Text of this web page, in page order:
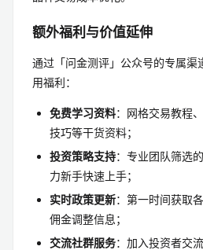
额外福利与价值延伸
通过「问金测评」公众号的专属渠
用福利：
免费学习资料：网格交易教程
技巧等干货资料；
投资策略支持：专业团队筛选
力新手快速上手；
实时政策更新：第一时间获取
佣金调整信息；
交流社群服务：加入投资者交